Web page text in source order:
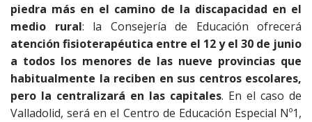
piedra más en el camino de la discapacidad en el
medio rural: la Consejería de Educación ofrecerá
atención fisioterapéutica entre el 12 y el 30 de junio
a todos los menores de las nueve provincias que
habitualmente la reciben en sus centros escolares,
pero la centralizará en las capitales. En el caso de
Valladolid, será en el Centro de Educación Especial Nº1,